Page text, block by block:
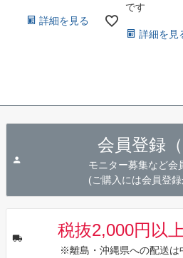
詳細を見る
です
詳細を見
会員登録（
モニター募集など会
(ご購入には会員登
税抜2,000円以
※離島・沖縄県への配送は